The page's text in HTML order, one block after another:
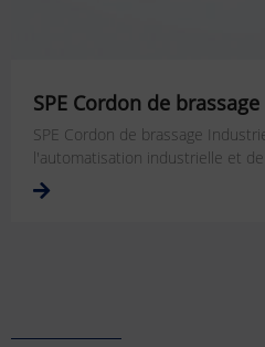
SPE Cordon de brassage
SPE Cordon de brassage
l'automatisation industrielle et de